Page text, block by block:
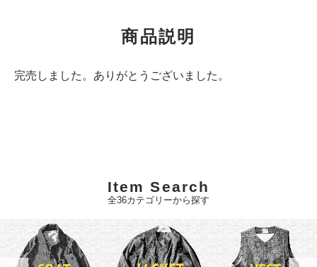
商品説明
完売しました。ありがとうございました。
Item Search
全36カテゴリーから探す